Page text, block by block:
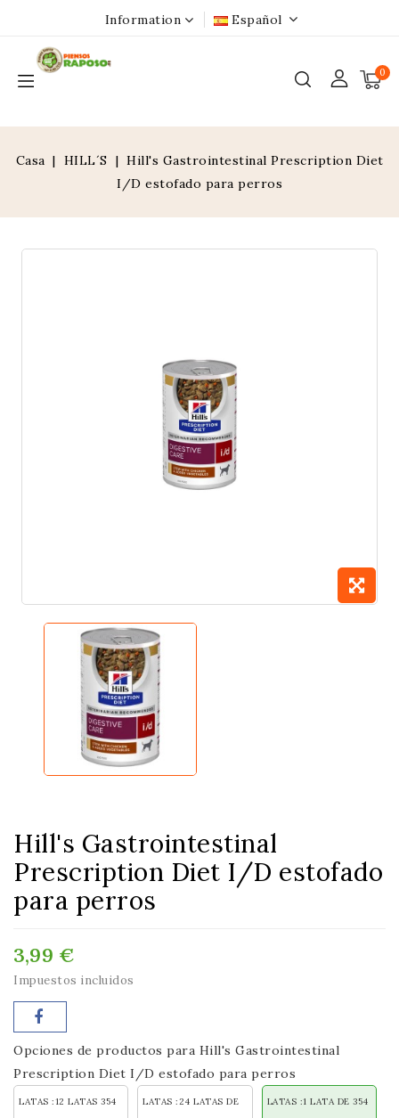
Information Español
0
Casa HILL´S
Hill's Gastrointestinal Prescription Diet
I/D estofado para perros
Hill's Gastrointestinal
Prescription Diet I/D estofado
para perros
3,99 €
Impuestos incluidos
Opciones de productos para Hill's Gastrointestinal
Prescription Diet I/D estofado para perros
LATAS :12 LATAS 354
LATAS :24 LATAS DE
LATAS :1 LATA DE 354